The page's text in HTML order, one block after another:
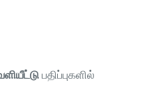
பதிப்புகளில்